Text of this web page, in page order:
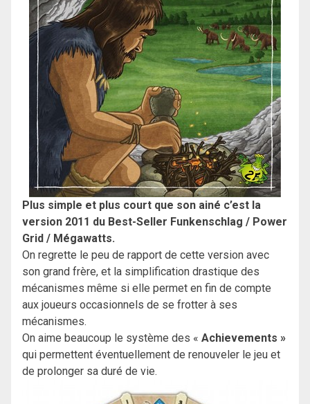
Plus simple et plus court que son ainé c’est la
version 2011 du Best-Seller Funkenschlag / Power
Grid / Mégawatts.
On regrette le peu de rapport de cette version avec
son grand frère, et la simplification drastique des
mécanismes même si elle permet en fin de compte
aux joueurs occasionnels de se frotter à ses
mécanismes.
On aime beaucoup le système des « Achievements »
qui permettent éventuellement de renouveler le jeu et
de prolonger sa duré de vie.